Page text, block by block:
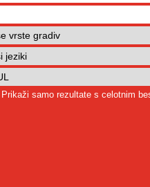
Prikaži samo rezultate s celotnim